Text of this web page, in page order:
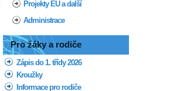
Projekty EU a další
Administrace
Pro žáky a rodiče
Zápis do 1. třídy 2026
Kroužky
Informace pro rodiče